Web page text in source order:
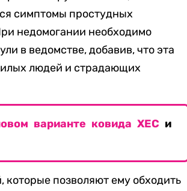
симптомы простудных
недомогании необходимо
в ведомстве, добавив, что эта
людей и страдающих
варианте ковида XEC и
которые позволяют ему обходить